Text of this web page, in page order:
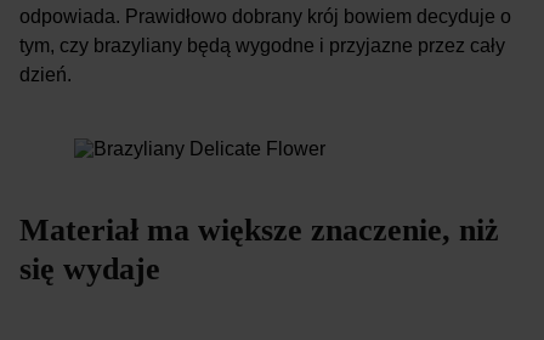
odpowiada. Prawidłowo dobrany krój bowiem decyduje o
tym, czy brazyliany będą wygodne i przyjazne przez cały
dzień.
Materiał ma większe znaczenie, niż
się wydaje